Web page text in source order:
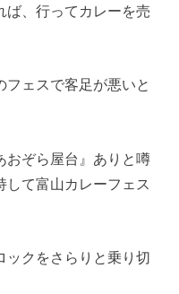
ば、行ってカレーを売
ェスで客足が悪いと
おぞら屋台』ありと噂
して富山カレーフェス
ックをさらりと乗り切